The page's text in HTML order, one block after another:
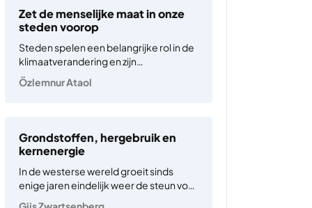
80% van de ondervraagden aan zich
steeds grotere zorgen te maken over
klimaatverandering…
Zet de menselijke maat in onze
steden voorop
Steden spelen een belangrijke rol in de
klimaatverandering en zijn
verantwoordelijk voor 70% van de
wereldwijde uitstoot van
bevolkingsdichtheid, wat resulteert in
hogere uitstoot en de vorming van
stedelijke hitte-eilanden…
Özlemnur Ataol
Grondstoffen, hergebruik en
kernenergie
In de westerse wereld groeit sinds
enige jaren eindelijk weer de steun voor